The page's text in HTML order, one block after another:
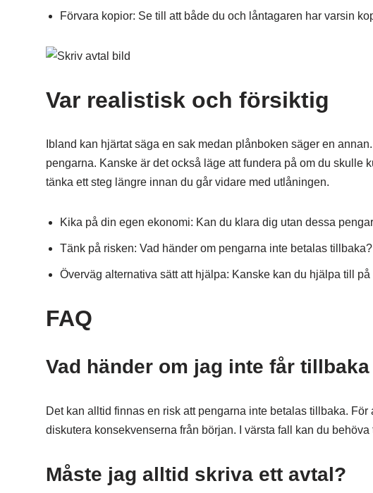
Förvara kopior: Se till att både du och låntagaren har varsin
Var realistisk och försiktig
Ibland kan hjärtat säga en sak medan plånboken säger en
pengarna. Kanske är det också läge att fundera på om du skulle
tänka ett steg längre innan du går vidare med utlåningen.
Kika på din egen ekonomi: Kan du klara dig utan dessa
Tänk på risken: Vad händer om pengarna inte betalas tillbaka?
Överväg alternativa sätt att hjälpa: Kanske kan du hjälpa till
FAQ
Vad händer om jag inte får
Det kan alltid finnas en risk att pengarna inte betalas tillbaka.
diskutera konsekvenserna från början. I värsta fall kan du behöva
Måste jag alltid skriva ett avtal?